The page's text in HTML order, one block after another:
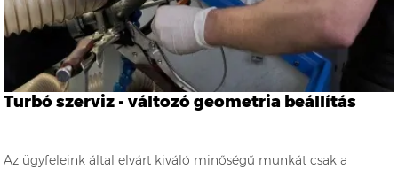
Turbó szerviz - változó geometria beállítás
Az ügyfeleink által elvárt kiváló minőségű munkát csak a